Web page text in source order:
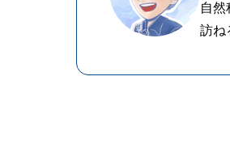
自然
訪ね